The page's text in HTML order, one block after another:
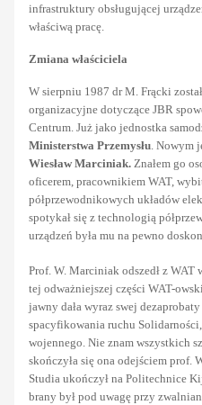
infrastruktury obsługującej
właściwą pracę.
Zmiana właściciela
W sierpniu 1987 dr M. Frącki
organizacyjne dotyczące JBR
Centrum. Już jako jednostka
Ministerstwa Przemysłu. Nowym
Wiesław Marciniak. Znałem go
oficerem, pracownikiem WAT,
półprzewodnikowych układów
spotykał się z technologią
urządzeń była mu na pewno
Prof. W. Marciniak odszedł z WAT
tej odważniejszej części WAT-
jawny dała wyraz swej
spacyfikowania ruchu
wojennego. Nie znam wszystkich
skończyła się ona odejściem prof.
Studia ukończył na Politechnice
brany był pod uwagę przy